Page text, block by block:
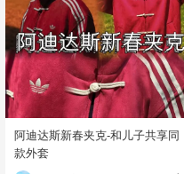
阿迪达斯新春夹克-和儿子共享同
款外套